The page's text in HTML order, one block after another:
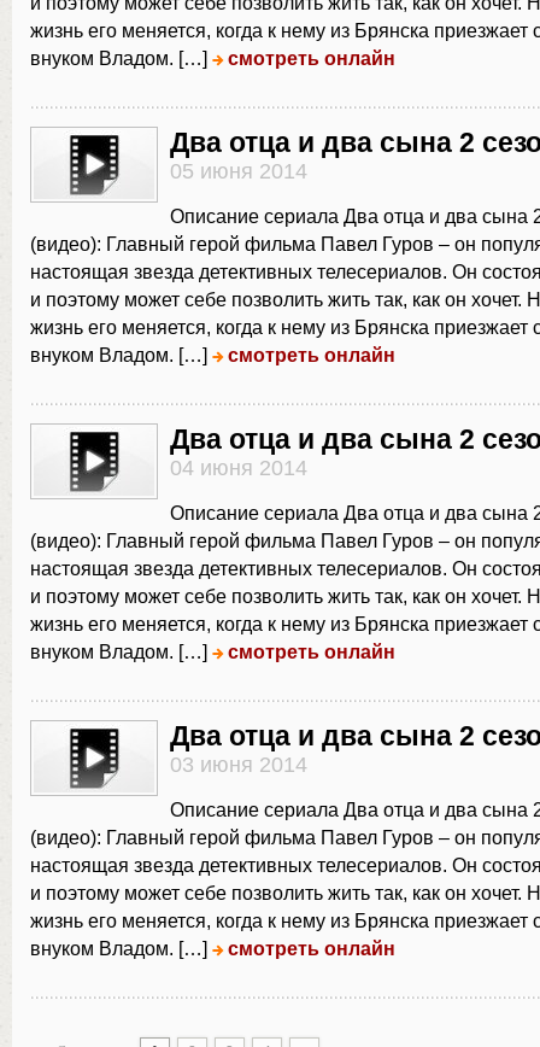
жизнь его меняется, когда к нему из Брянска приезжает
внуком Владом. […]
смотреть онлайн
Два отца и два сына 2
05 июня 2014
Описание сериала Два отца и два сына
(видео): Главный герой фильма Павел Гуров – он
настоящая звезда детективных телесериалов. Он
и поэтому может себе позволить жить так, как он хочет.
жизнь его меняется, когда к нему из Брянска приезжает
внуком Владом. […]
смотреть онлайн
Два отца и два сына 2
04 июня 2014
Описание сериала Два отца и два сына
(видео): Главный герой фильма Павел Гуров – он
настоящая звезда детективных телесериалов. Он
и поэтому может себе позволить жить так, как он хочет.
жизнь его меняется, когда к нему из Брянска приезжает
внуком Владом. […]
смотреть онлайн
Два отца и два сына 2
03 июня 2014
Описание сериала Два отца и два сына
(видео): Главный герой фильма Павел Гуров – он
настоящая звезда детективных телесериалов. Он
и поэтому может себе позволить жить так, как он хочет.
жизнь его меняется, когда к нему из Брянска приезжает
внуком Владом. […]
смотреть онлайн